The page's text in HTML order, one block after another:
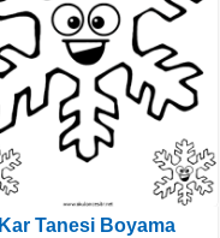
Kar Tanesi Boyama